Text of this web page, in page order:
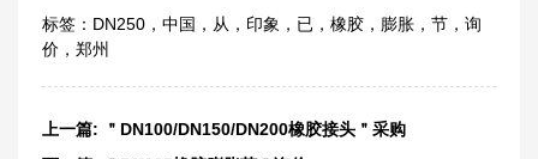
标签： DN250 ， 中国 ， 从 ， 印象 ， 已 ， 橡胶 ， 膨胀 ， 节 ， 询
价 ， 郑州
上一篇:
＂DN100/DN150/DN200橡胶接头＂采购